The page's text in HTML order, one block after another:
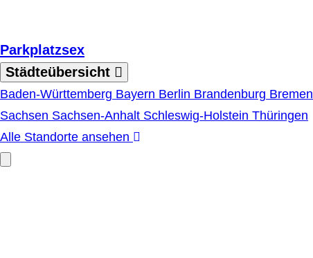
Parkplatzsex
Städteübersicht
Baden-Württemberg Bayern Berlin Brandenburg Bremen
Sachsen Sachsen-Anhalt Schleswig-Holstein Thüringen
Alle Standorte ansehen